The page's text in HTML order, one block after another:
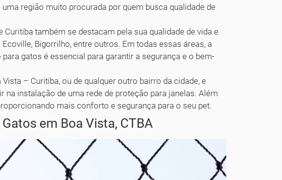
região muito procurada por quem busca qualidade de
também se destacam pela sua qualidade de vida e
Bigorrilho, entre outros. Em todas essas áreas, a
gatos é essencial para garantir a segurança e o bem-
– Curitiba, ou de qualquer outro bairro da cidade, e
na instalação de uma rede de proteção para janelas. Além
mais conforto e segurança para o seu pet.
em Boa Vista, CTBA